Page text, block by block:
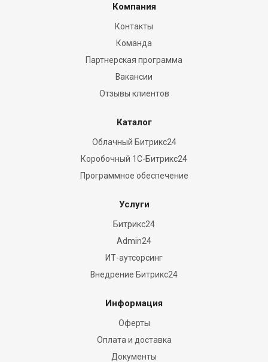
Компания
Контакты
Команда
Партнерская программа
Вакансии
Отзывы клиентов
Каталог
Облачный Битрикс24
Коробочный 1С-Битрикс24
Программное обеспечение
Услуги
Битрикс24
Admin24
ИТ-аутсорсинг
Внедрение Битрикс24
Информация
Оферты
Оплата и доставка
Документы